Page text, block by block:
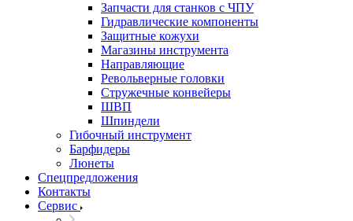
Запчасти для станков с ЧПУ
Гидравлические компоненты
Защитные кожухи
Магазины инструмента
Направляющие
Револьверные головки
Стружечные конвейеры
ШВП
Шпиндели
Гибочный инструмент
Барфидеры
Люнеты
Спецпредложения
Контакты
Сервис